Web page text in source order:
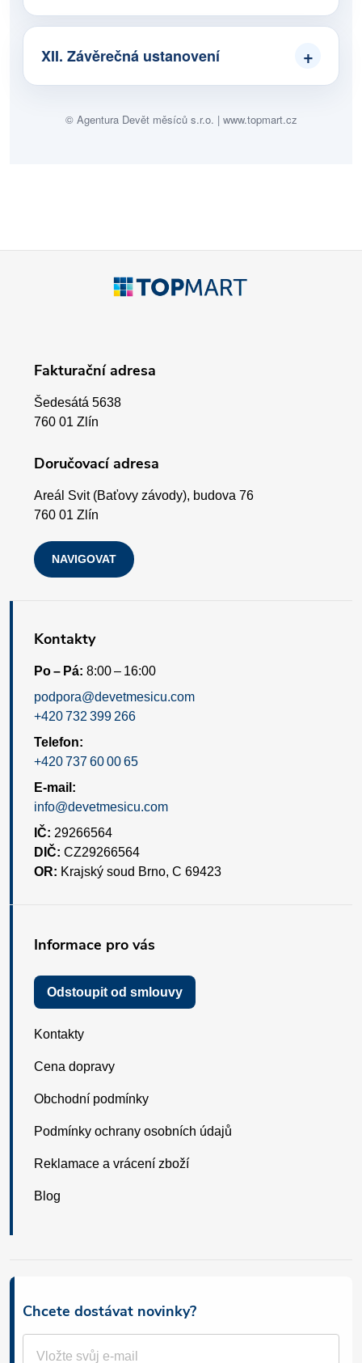
XII. Závěrečná ustanovení
© Agentura Devět měsíců s.r.o. | www.topmart.cz
Fakturační adresa
Šedesátá 5638
760 01 Zlín
Doručovací adresa
Areál Svit (Baťovy závody), budova 76
760 01 Zlín
NAVIGOVAT
Kontakty
Po – Pá: 8:00 – 16:00
podpora@devetmesicu.com
+420 732 399 266
Telefon:
+420 737 60 00 65
E-mail:
info@devetmesicu.com
IČ: 29266564
DIČ: CZ29266564
OR: Krajský soud Brno, C 69423
Informace pro vás
Odstoupit od smlouvy
Kontakty
Cena dopravy
Obchodní podmínky
Podmínky ochrany osobních údajů
Reklamace a vrácení zboží
Blog
Chcete dostávat novinky?